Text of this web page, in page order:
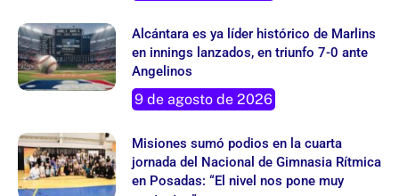
Alcántara es ya líder histórico de Marlins
en innings lanzados, en triunfo 7-0 ante
Angelinos
9 de agosto de 2026
Misiones sumó podios en la cuarta
jornada del Nacional de Gimnasia Rítmica
en Posadas: “El nivel nos pone muy